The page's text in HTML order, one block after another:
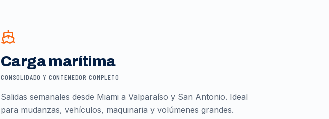
Carga marítima
CONSOLIDADO Y CONTENEDOR COMPLETO
Salidas semanales desde Miami a Valparaíso y San Antonio. Ideal
para mudanzas, vehículos, maquinaria y volúmenes grandes.